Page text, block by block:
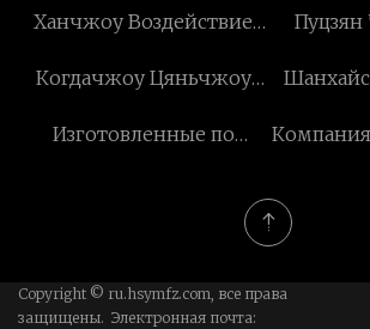
Минфэн, Лтд.
Ханчжоу Воздействие
ООО
Когдачжоу Цяньчжоу
компания, ООО
Изготовленные по
детали с прецизионной
обработкой на станках с
Copyright © ru.hsymfz.com, все права
защищены. Электронная почта: